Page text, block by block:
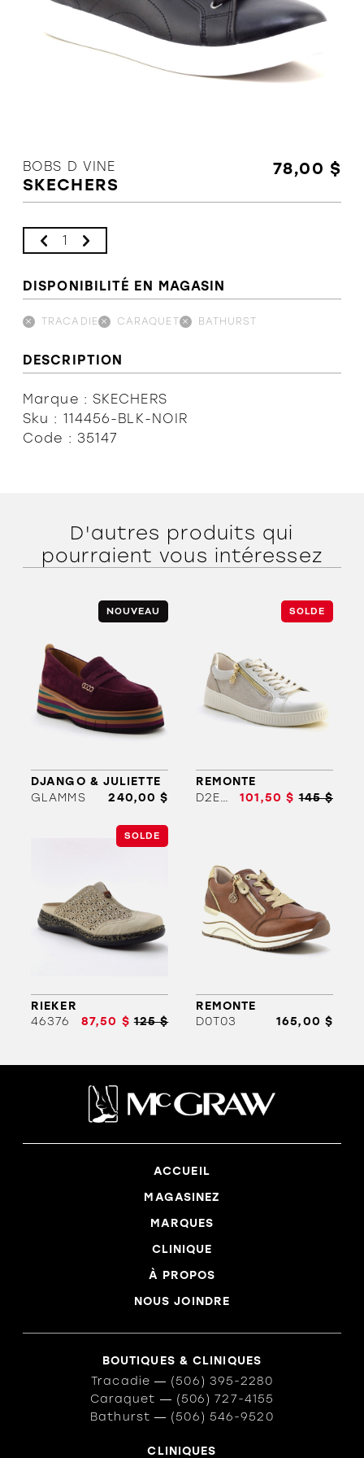
ORTHÈSES SOLDES
L'équipe
BOBS D VINE
SKECHERS
78,00 $
DISPONIBILITÉ EN MAGASIN
TRACADIE CARAQUET BATHURST
DESCRIPTION
Marque : SKECHERS
Sku : 114456-BLK-NOIR
Code : 35147
D'autres produits qui
pourraient vous intéressez
NOUVEAU
DJANGO & JULIETTE
GLAMMS
240,00 $
SOLDE
REMONTE
D2E00
101,50 $ 145 $
SOLDE
RIEKER
46376
87,50 $ 125 $
REMONTE
D0T03
165,00 $
ACCUEIL
MAGASINEZ
MARQUES
CLINIQUE
À PROPOS
NOUS JOINDRE
BOUTIQUES & CLINIQUES
Tracadie ― (506) 395-2280
Caraquet ― (506) 727-4155
Bathurst ― (506) 546-9520
CLINIQUES